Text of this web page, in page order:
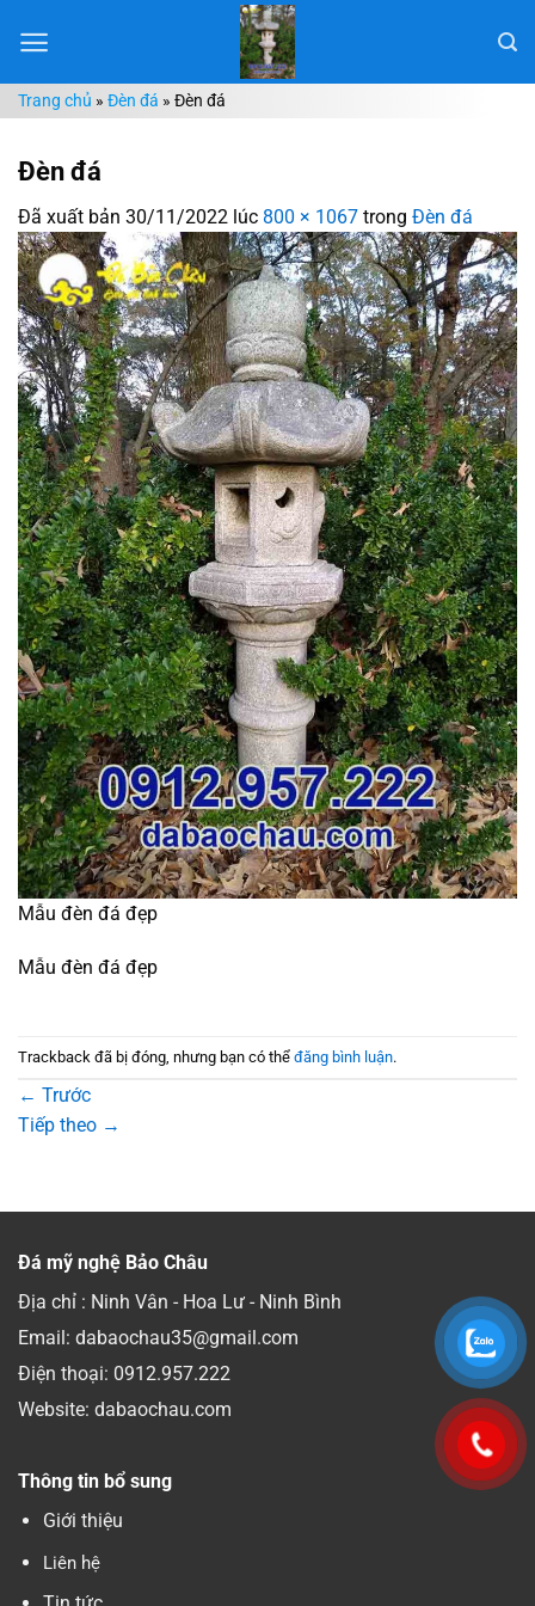
đến
dungTrang chủ » Đèn đá » Đèn đá
Đèn đá
Đã xuất bản 30/11/2022 lúc 800 × 1067 trong Đèn đá
Mẫu đèn đá đẹp
Mẫu đèn đá đẹp
Trackback đã bị đóng, nhưng bạn có thể đăng bình luận.
← Trước
Tiếp theo →
Đá mỹ nghệ Bảo Châu
Địa chỉ : Ninh Vân - Hoa Lư - Ninh Bình
Email: dabaochau35@gmail.com
Điện thoại: 0912.957.222
Website: dabaochau.com
Thông tin bổ sung
Giới thiệu
Liên hệ